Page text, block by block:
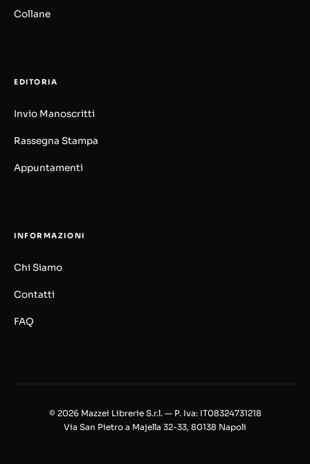
Collane
EDITORIA
Invio Manoscritti
Rassegna Stampa
Appuntamenti
INFORMAZIONI
Chi Siamo
Contatti
FAQ
© 2026 Mazzei Librerie S.r.l. — P. Iva: IT08324731218
Via San Pietro a Majella 32-33, 80138 Napoli